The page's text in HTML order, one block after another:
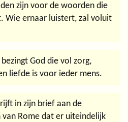
zijn voor de woorden die
Wie ernaar luistert, zal voluit
bezingt God die vol zorg,
liefde is voor ieder mens.
in zijn brief aan de
van Rome dat er uiteindelijk